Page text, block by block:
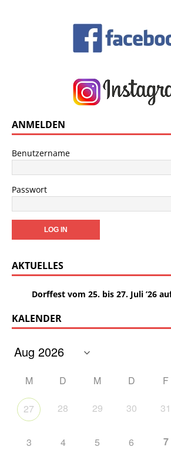
ANMELDEN
Benutzername
Passwort
AKTUELLES
Dorffest vom 25. bis 27. Juli ’26
KALENDER
M D M D F
27 28 29 30 31
3 4 5 6 7